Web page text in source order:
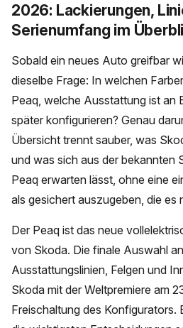
2026: Lackierungen,
Serienumfang im
Sobald ein neues Auto greifbar
dieselbe Frage: In welchen
Peaq, welche Ausstattung ist an
später konfigurieren? Genau
Übersicht trennt sauber, was
und was sich aus der bekannten
Peaq erwarten lässt, ohne eine
als gesichert auszugeben, die es
Der Peaq ist das neue
von Skoda. Die finale Auswahl
Ausstattungslinien, Felgen und
Skoda mit der Weltpremiere am
Freischaltung des Konfigurators.